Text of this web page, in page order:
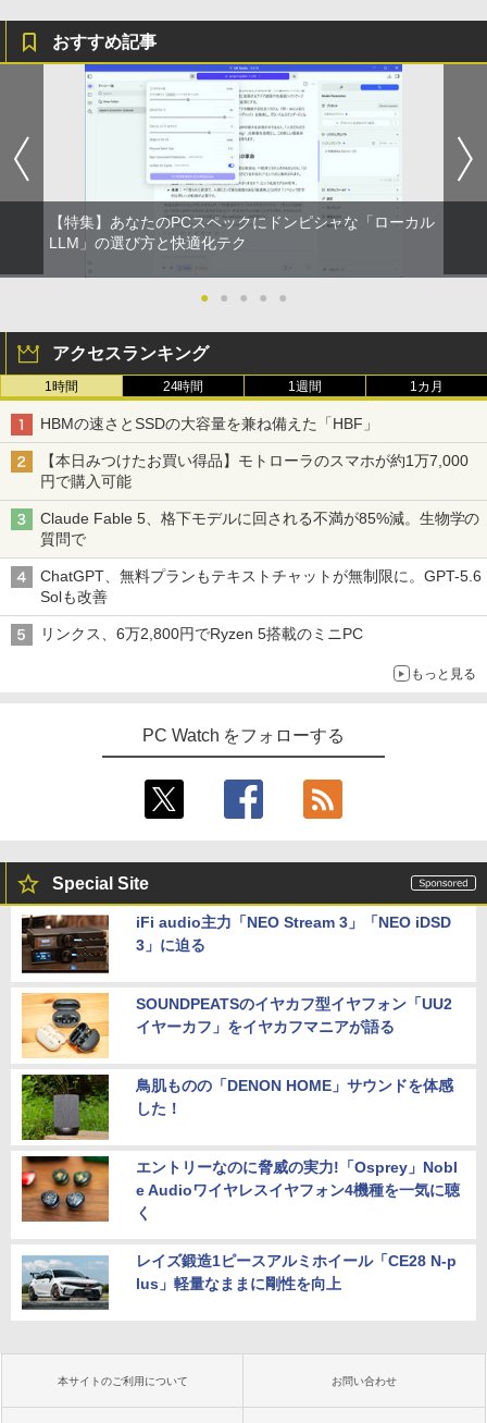
おすすめ記事
【特集】あなたのPCスペックにドンピシャな「ローカル
LLM」の選び方と快適化テク
● ● ● ● ●
アクセスランキング
1時間 24時間 1週間 1カ月
HBMの速さとSSDの大容量を兼ね備えた「HBF」
【本日みつけたお買い得品】モトローラのスマホが約1万7,000
円で購入可能
Claude Fable 5、格下モデルに回される不満が85%減。生物学の
質問で
ChatGPT、無料プランもテキストチャットが無制限に。GPT-5.6
Solも改善
リンクス、6万2,800円でRyzen 5搭載のミニPC
もっと見る
PC Watch をフォローする
Special Site
iFi audio主力「NEO Stream 3」「NEO iDSD
3」に迫る
SOUNDPEATSのイヤカフ型イヤフォン「UU2
イヤーカフ」をイヤカフマニアが語る
鳥肌ものの「DENON HOME」サウンドを体感
した！
エントリーなのに脅威の実力!「Osprey」Nobl
e Audioワイヤレスイヤフォン4機種を一気に聴
く
レイズ鍛造1ピースアルミホイール「CE28 N-p
lus」軽量なままに剛性を向上
本サイトのご利用について お問い合わせ